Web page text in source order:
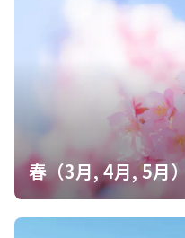
春（3月, 4月, 5月）